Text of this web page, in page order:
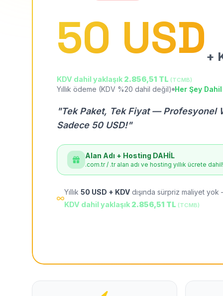
50 USD +
KDV dahil yaklaşık 2.856,51 TL (TCMB)
Yıllık ödeme (KDV %20 dahil değil) Her Şey Dahil
"Tek Paket, Tek Fiyat — Profesyonel
Sadece 50 USD!"
Alan Adı + Hosting DAHİL
.com.tr / .tr alan adı ve hosting yıllık ücrete dahil!
Yıllık 50 USD + KDV dışında sürpriz maliyet
KDV dahil yaklaşık 2.856,51 TL (TCMB)